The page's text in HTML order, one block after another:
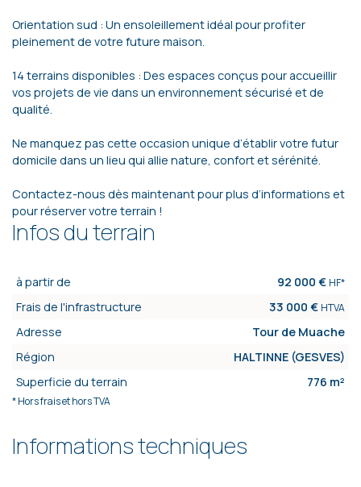
Orientation sud : Un ensoleillement idéal pour profiter
pleinement de votre future maison.
14 terrains disponibles : Des espaces conçus pour accueillir
vos projets de vie dans un environnement sécurisé et de
qualité.
Ne manquez pas cette occasion unique d’établir votre futur
domicile dans un lieu qui allie nature, confort et sérénité.
Contactez-nous dès maintenant pour plus d’informations et
pour réserver votre terrain !
Infos du terrain
à partir de 92 000 € HF*
Frais de l'infrastructure 33 000 € HTVA
Adresse
Tour de Muache
Région
HALTINNE (GESVES)
Superficie du terrain
776 m²
* Hors frais et hors TVA
Informations techniques